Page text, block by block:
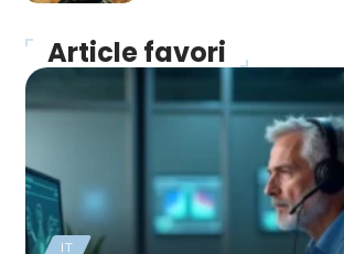
Article favori
IT